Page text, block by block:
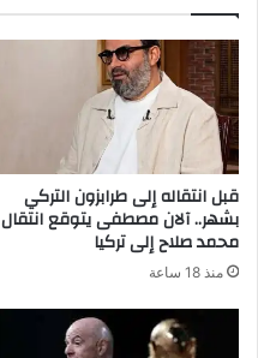
قبل انتقاله إلى طرابزون التركي
بشهر.. آلان مصطفى يتوقع انتقال
محمد صلاح إلى تركيا
منذ 18 ساعة